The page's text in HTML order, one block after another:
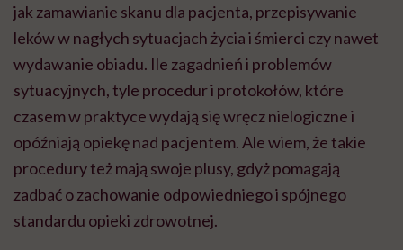
jak zamawianie skanu dla pacjenta, przepisywanie
leków w nagłych sytuacjach życia i śmierci czy nawet
wydawanie obiadu. Ile zagadnień i problemów
sytuacyjnych, tyle procedur i protokołów, które
czasem w praktyce wydają się wręcz nielogiczne i
opóźniają opiekę nad pacjentem. Ale wiem, że takie
procedury też mają swoje plusy, gdyż pomagają
zadbać o zachowanie odpowiedniego i spójnego
standardu opieki zdrowotnej.